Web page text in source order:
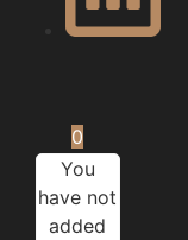
0
You
have not
added